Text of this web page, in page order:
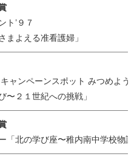
ト’９７
まよえる准看護婦」
ャンペーンスポット みつめよう
〜２１世紀への挑戦」
「北の学び座〜稚内南中学校物